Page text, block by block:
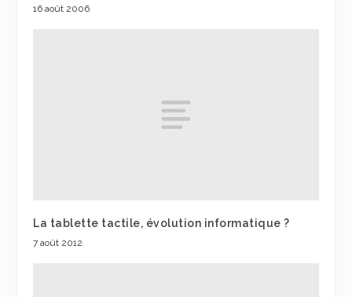
16 août 2006
La tablette tactile, évolution informatique ?
7 août 2012